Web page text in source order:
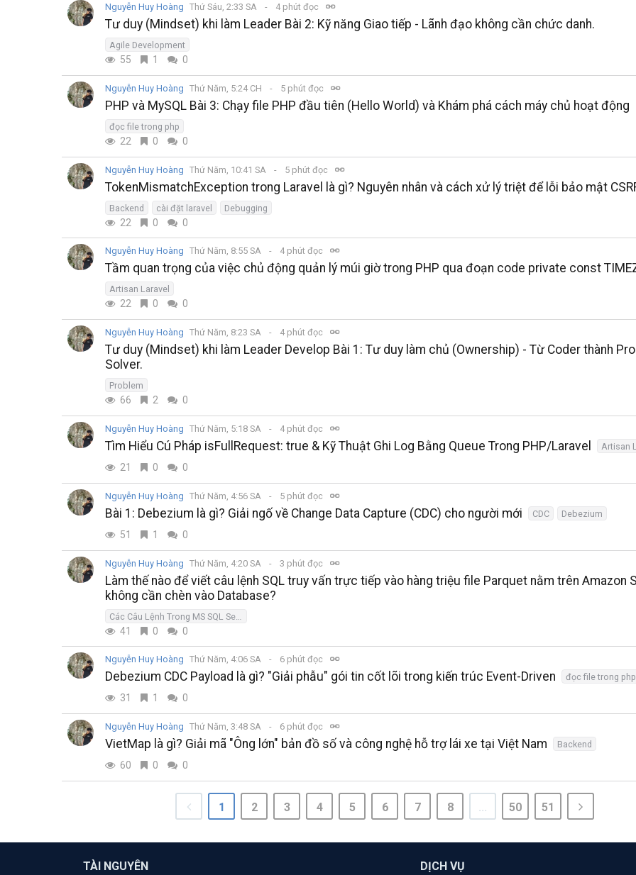
Nguyễn Huy Hoàng Thứ Sáu, 2:33 SA 4 phút đọc
Tư duy (Mindset) khi làm Leader Bài 2: Kỹ năng Giao tiếp - Lãnh đạo không cần chức danh.
Agile Development
55 1 0
Nguyễn Huy Hoàng Thứ Năm, 5:24 CH 5 phút đọc
PHP và MySQL Bài 3: Chạy file PHP đầu tiên (Hello World) và Khám phá cách máy chủ hoạt động
đọc file trong php
22 0 0
Nguyễn Huy Hoàng Thứ Năm, 10:41 SA 5 phút đọc
TokenMismatchException trong Laravel là gì? Nguyên nhân và cách xử lý triệt để lỗi bảo mật
Backend cài đặt laravel Debugging
22 0 0
Nguyễn Huy Hoàng Thứ Năm, 8:55 SA 4 phút đọc
Tầm quan trọng của việc chủ động quản lý múi giờ trong PHP qua đoạn code private const
Artisan Laravel
22 0 0
Nguyễn Huy Hoàng Thứ Năm, 8:23 SA 4 phút đọc
Tư duy (Mindset) khi làm Leader Develop Bài 1: Tư duy làm chủ (Ownership) - Từ Coder thành
Solver.
Problem
66 2 0
Nguyễn Huy Hoàng Thứ Năm, 5:18 SA 4 phút đọc
Tìm Hiểu Cú Pháp isFullRequest: true & Kỹ Thuật Ghi Log Bằng Queue Trong PHP/Laravel Artisan
21 0 0
Nguyễn Huy Hoàng Thứ Năm, 4:56 SA 5 phút đọc
Bài 1: Debezium là gì? Giải ngố về Change Data Capture (CDC) cho người mới CDC Debezium
51 1 0
Nguyễn Huy Hoàng Thứ Năm, 4:20 SA 3 phút đọc
Làm thế nào để viết câu lệnh SQL truy vấn trực tiếp vào hàng triệu file Parquet nằm trên Amazon
không cần chèn vào Database?
41 0 0
Nguyễn Huy Hoàng Thứ Năm, 4:06 SA 6 phút đọc
Debezium CDC Payload là gì? "Giải phẫu" gói tin cốt lõi trong kiến trúc Event-Driven đọc file trong php
31 1 0
Nguyễn Huy Hoàng Thứ Năm, 3:48 SA 6 phút đọc
VietMap là gì? Giải mã "Ông lớn" bản đồ số và công nghệ hỗ trợ lái xe tại Việt Nam Backend
60 0 0
1 2 3 4 5 6 7 8 ... 50 51
TÀI NGUYÊN DỊCH VỤ